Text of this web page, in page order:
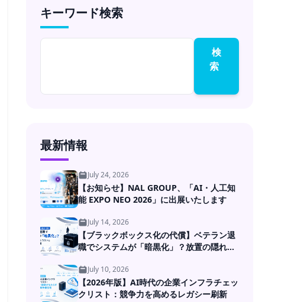
成果コミットのラボ型
開発
キーワード検索
検
索
最新情報
July 24, 2026
【お知らせ】NAL GROUP、「AI・人工知
能 EXPO NEO 2026」に出展いたします
July 14, 2026
【ブラックボックス化の代償】ベテラン退
職でシステムが「暗黒化」？放置の隠れた
July 10, 2026
【2026年版】AI時代の企業インフラチェッ
クリスト：競争力を高めるレガシー刷新